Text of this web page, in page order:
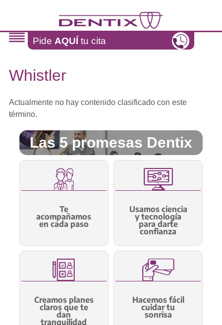
Pide AQUÍ tu cita
Whistler
Actualmente no hay contenido clasificado con este
término.
Las 5 promesas Dentix
Te
acompañamos
en cada paso
Usamos ciencia
y tecnología
para darte
confianza
Creamos planes
claros que te
dan
tranquilidad
Hacemos fácil
cuidar tu
sonrisa